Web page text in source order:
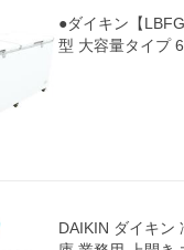
●ダイキン【
型 大容量タイプ
DAIKIN ダイキン